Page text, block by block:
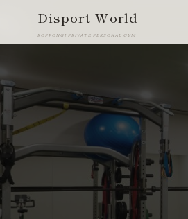
Disport World
ROPPONGI PRIVATE PERSONAL GYM